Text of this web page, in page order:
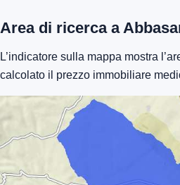
Area di ricerca a
L’indicatore sulla mappa mostra
calcolato il prezzo immobiliare